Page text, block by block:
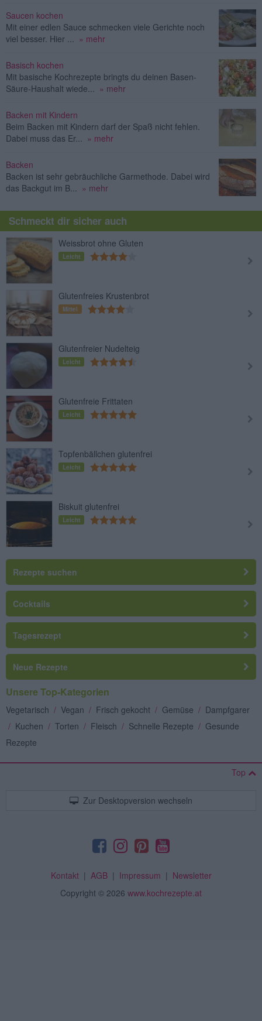
Saucen kochen
Mit einer edlen Sauce schmecken viele Gerichte noch
viel besser. Hier ... » mehr
Basisch kochen
Mit basische Kochrezepte bringts du deinen Basen-
Säure-Haushalt wiede... » mehr
Backen mit Kindern
Beim Backen mit Kindern darf der Spaß nicht fehlen.
Dabei muss das Er... » mehr
Backen
Backen ist sehr gebräuchliche Garmethode. Dabei wird
das Backgut im B... » mehr
Schmeckt dir sicher auch
Weissbrot ohne Gluten
Leicht
Glutenfreies Krustenbrot
Mittel
Glutenfreier Nudelteig
Leicht
Glutenfreie Frittaten
Leicht
Topfenbällchen glutenfrei
Leicht
Biskuit glutenfrei
Leicht
Rezepte suchen
Cocktails
Tagesrezept
Neue Rezepte
Unsere Top-Kategorien
Vegetarisch / Vegan / Frisch gekocht / Gemüse / Dampfgarer
/ Kuchen / Torten / Fleisch / Schnelle Rezepte / Gesunde
Rezepte
Top
Zur Desktopversion wechseln
Kontakt| AGB| Impressum | Newsletter
Copyright © 2026 www.kochrezepte.at